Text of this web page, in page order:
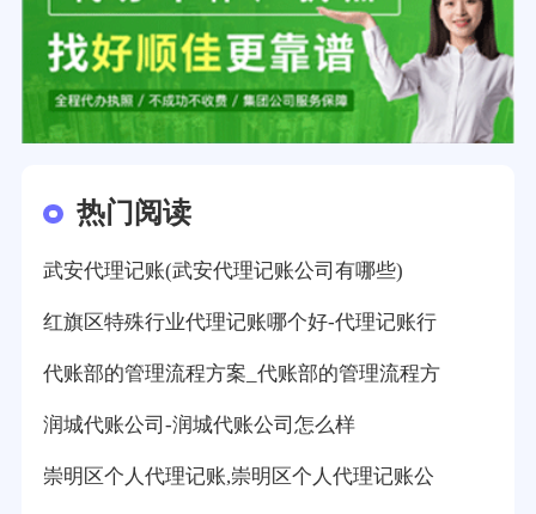
热门阅读
武安代理记账(武安代理记账公司有哪些)
红旗区特殊行业代理记账哪个好-代理记账行
代账部的管理流程方案_代账部的管理流程方
润城代账公司-润城代账公司怎么样
崇明区个人代理记账,崇明区个人代理记账公